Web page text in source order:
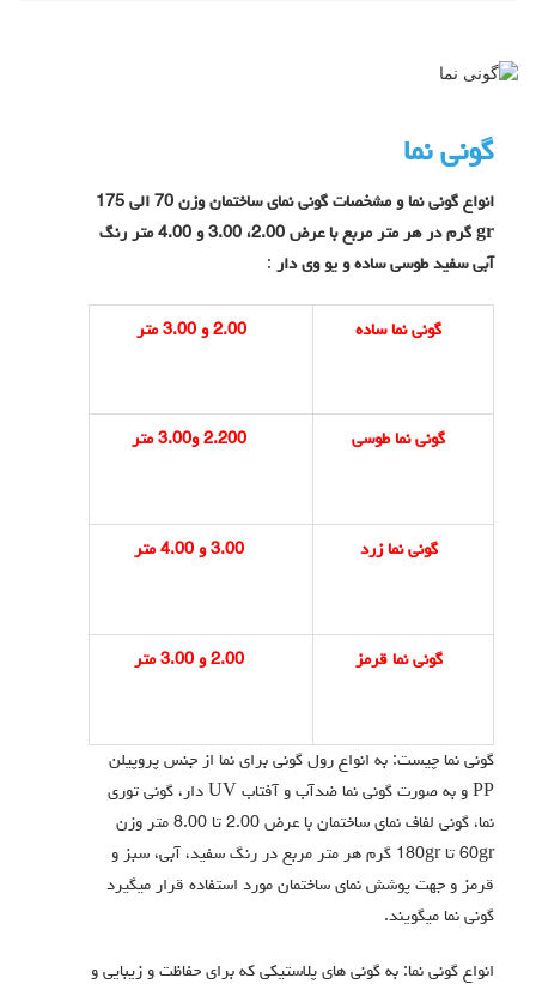
گونی نما
انواع گونی نما و مشخصات گونی نمای ساختمان وزن 70 الی 175
gr گرم در هر متر مربع با عرض 2.00، 3.00 و 4.00 متر رنگ
آبی سفید طوسی ساده و یو وی دار :
گونی نما ساده
گونی نما طوسی
گونی نما زرد
گونی نما قرمز
گونی نما چیست: به انواع رول گونی برای نما از جنس پروپیلن
PP و به صورت گونی نما ضدآب و آفتاب UV دار، گونی توری
نما، گونی لفاف نمای ساختمان با عرض 2.00 تا 8.00 متر وزن
60gr تا 180gr گرم هر متر مربع در رنگ سفید، آبی، سبز و
قرمز و جهت پوشش نمای ساختمان مورد استفاده قرار میگیرد
گونی نما میگویند.
انواع گونی نما: به گونی های پلاستیکی که برای حفاظت و زیبایی و